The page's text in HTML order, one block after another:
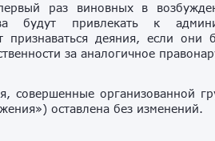
раз виновных в
будут привлекать к
признаваться деяния, если
за аналогичное
совершенные организованной
оставлена без изменений.